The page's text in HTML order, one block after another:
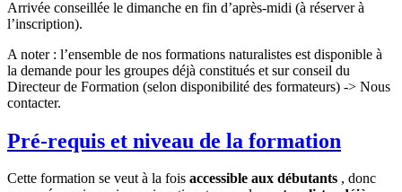
Arrivée conseillée le dimanche en fin d’après-midi (à réserver à
l’inscription).
A noter : l’ensemble de nos formations naturalistes est disponible à
la demande pour les groupes déjà constitués et sur conseil du
Directeur de Formation (selon disponibilité des formateurs) -> Nous
contacter.
Pré-requis et niveau de la formation
Cette formation se veut à la fois accessible aux débutants , donc